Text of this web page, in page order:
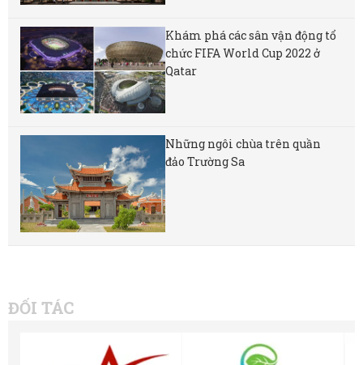
Khám phá các sân vận động tổ
chức FIFA World Cup 2022 ở
Qatar
Những ngôi chùa trên quần
đảo Trường Sa
ĐỐI TÁC